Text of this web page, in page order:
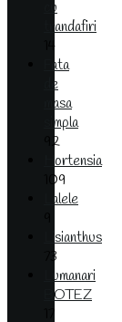
cu
trandafiri
14
Fata
de
masa
simpla
92
Hortensia
109
Lalele
Lisianthus
73
Lumanari
BOTEZ